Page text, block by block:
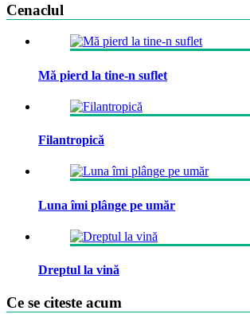
Cenaclul
Mă pierd la tine-n suflet
Filantropică
Luna îmi plânge pe umăr
Dreptul la vină
Ce se citeste acum